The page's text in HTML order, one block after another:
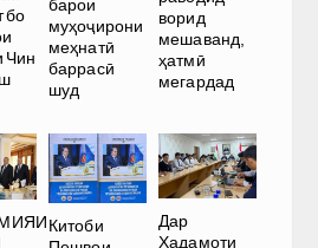
бо
Чин
барои
муҳоҷирони
меҳнатӣ
баррасӣ
шуд
ворид
мешаванд,
ҳатмӣ
мегардад
Китоби
Дар
Хадамоти